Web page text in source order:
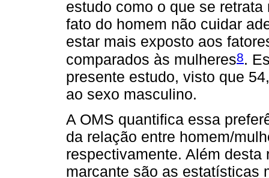
estudo como o que se
fato do homem não cuidar
estar mais exposto aos
comparados às mulheres8.
presente estudo, visto que
ao sexo masculino.
A OMS quantifica essa
da relação entre homem/
respectivamente. Além
marcante são as estatísticas